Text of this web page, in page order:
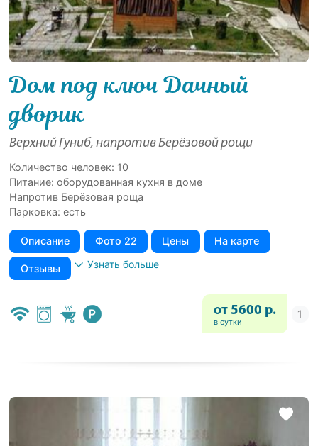
Дом под ключ Дачный
дворик
Верхний Гуниб, напротив Берёзовой рощи
Количество человек: 10
Питание: оборудованная кухня в доме
Напротив Берёзовая роща
Парковка: есть
Описание Фото 22 Цены На карте
Отзывы Узнать больше
от 5600 р.
в сутки